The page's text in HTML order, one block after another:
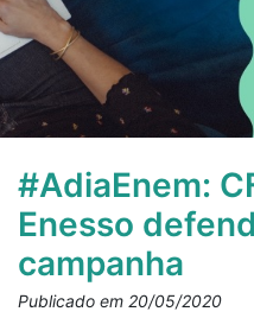
#AdiaEnem:
Enesso
campanha
Publicado em 20/05/2020